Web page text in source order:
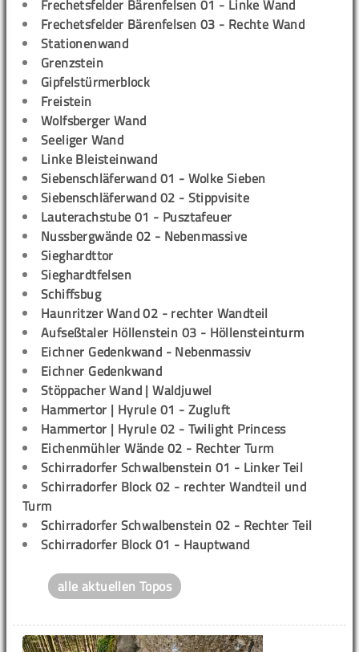
Frechetsfelder Bärenfelsen 01 - Linke Wand
Frechetsfelder Bärenfelsen 03 - Rechte Wand
Stationenwand
Grenzstein
Gipfelstürmerblock
Freistein
Wolfsberger Wand
Seeliger Wand
Linke Bleisteinwand
Siebenschläferwand 01 - Wolke Sieben
Siebenschläferwand 02 - Stippvisite
Lauterachstube 01 - Pusztafeuer
Nussbergwände 02 - Nebenmassive
Sieghardttor
Sieghardtfelsen
Schiffsbug
Haunritzer Wand 02 - rechter Wandteil
Aufseßtaler Höllenstein 03 - Höllensteinturm
Eichner Gedenkwand - Nebenmassiv
Eichner Gedenkwand
Stöppacher Wand | Waldjuwel
Hammertor | Hyrule 01 - Zugluft
Hammertor | Hyrule 02 - Twilight Princess
Eichenmühler Wände 02 - Rechter Turm
Schirradorfer Schwalbenstein 01 - Linker Teil
Schirradorfer Block 02 - rechter Wandteil und
Turm
Schirradorfer Schwalbenstein 02 - Rechter Teil
Schirradorfer Block 01 - Hauptwand
alle aktuellen Topos